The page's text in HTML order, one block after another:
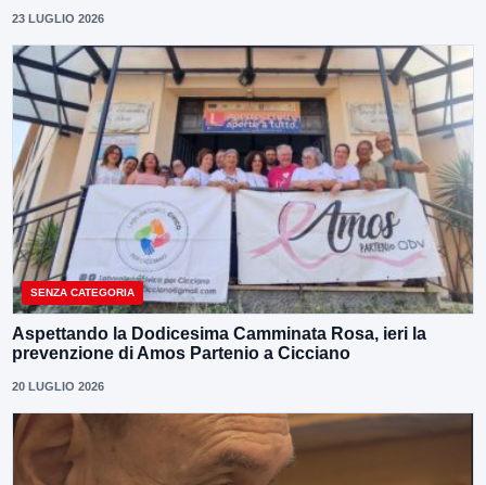
23 LUGLIO 2026
SENZA CATEGORIA
Aspettando la Dodicesima Camminata Rosa, ieri la
prevenzione di Amos Partenio a Cicciano
20 LUGLIO 2026